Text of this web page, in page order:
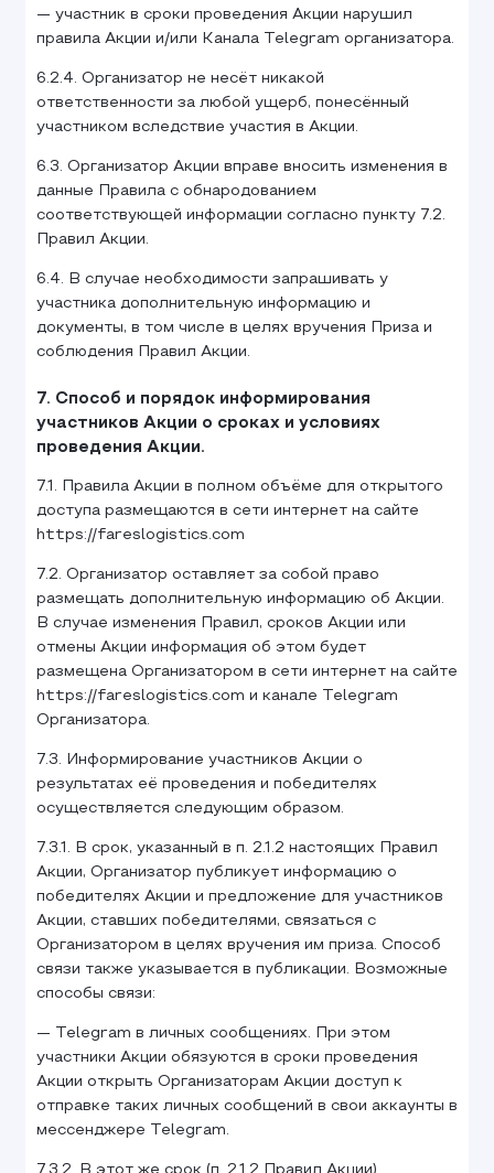
— участник в сроки проведения Акции нарушил
правила Акции и/или Канала Telegram организатора.
6.2.4. Организатор не несёт никакой
ответственности за любой ущерб, понесённый
участником вследствие участия в Акции.
6.3. Организатор Акции вправе вносить изменения в
данные Правила с обнародованием
соответствующей информации согласно пункту 7.2.
Правил Акции.
6.4. В случае необходимости запрашивать у
участника дополнительную информацию и
документы, в том числе в целях вручения Приза и
соблюдения Правил Акции.
7. Способ и порядок информирования
участников Акции о сроках и условиях
проведения Акции.
7.1. Правила Акции в полном объёме для открытого
доступа размещаются в сети интернет на сайте
https://fareslogistics.com
7.2. Организатор оставляет за собой право
размещать дополнительную информацию об Акции.
В случае изменения Правил, сроков Акции или
отмены Акции информация об этом будет
размещена Организатором в сети интернет на сайте
https://fareslogistics.com и канале Telegram
Организатора.
7.3. Информирование участников Акции о
результатах её проведения и победителях
осуществляется следующим образом.
7.3.1. В срок, указанный в п. 2.1.2 настоящих Правил
Акции, Организатор публикует информацию о
победителях Акции и предложение для участников
Акции, ставших победителями, связаться с
Организатором в целях вручения им приза. Способ
связи также указывается в публикации. Возможные
способы связи:
— Telegram в личных сообщениях. При этом
участники Акции обязуются в сроки проведения
Акции открыть Организаторам Акции доступ к
отправке таких личных сообщений в свои аккаунты в
мессенджере Telegram.
7.3.2. В этот же срок (п. 2.1.2 Правил Акции)